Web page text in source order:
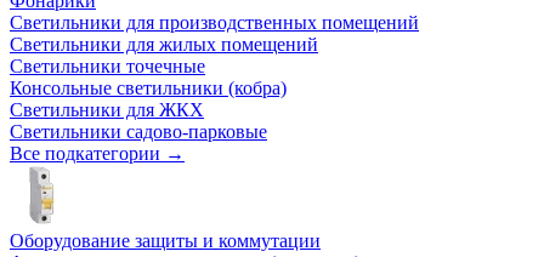
Светильники для производственных помещений
Светильники для жилых помещений
Светильники точечные
Консольные светильники (кобра)
Светильники для ЖКХ
Светильники садово-парковые
Все подкатегории →
Оборудование защиты и коммутации